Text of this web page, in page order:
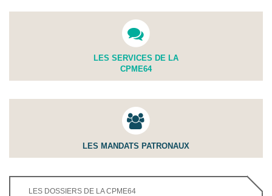
LES SERVICES DE LA
CPME64
LES MANDATS PATRONAUX
LES DOSSIERS DE LA CPME64